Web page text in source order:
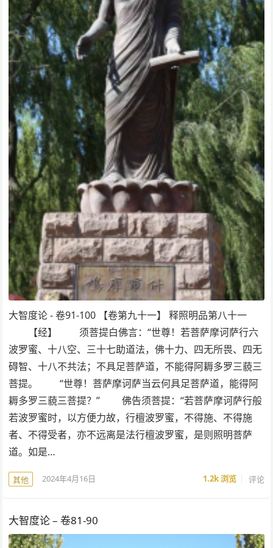
大智度论 - 卷91-100 【卷第九十一】 释照明品第八十一
【经】 须菩提白佛言：“世尊！若菩萨摩诃萨行六
波罗蜜、十八空、三十七助道法，佛十力、四无所畏、四无
碍智、十八不共法；不具足菩萨道，不能得阿耨多罗三藐三
菩提。 “世尊！菩萨摩诃萨当云何具足菩萨道，能得阿
耨多罗三藐三菩提？” 佛告须菩提：“若菩萨摩诃萨行般
若波罗蜜时，以方便力故，行檀波罗蜜，不得施、不得施
者、不得受者，亦不远离是法行檀波罗蜜，是则照明菩萨
道。如是…
其他 2024年4月16日 1.2k浏览 评论
大智度论 – 卷81-90